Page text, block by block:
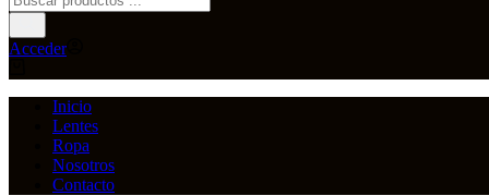
de
productos
Acceder
compraInicio
Lentes
Ropa
Nosotros
Contacto